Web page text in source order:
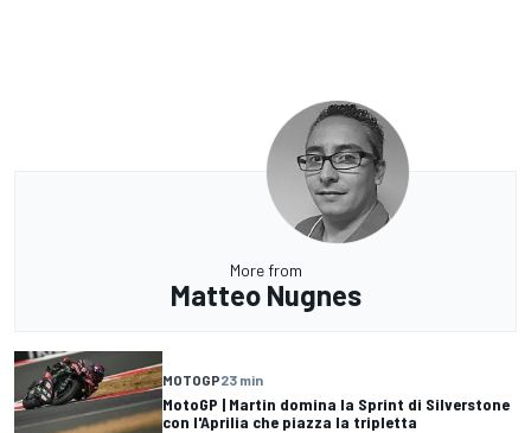
More from
Matteo Nugnes
MOTOGP23 min
MotoGP | Martin domina la Sprint di Silverstone
con l'Aprilia che piazza la tripletta